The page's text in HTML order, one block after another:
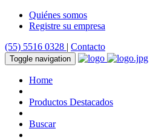
Quiénes somos
Registre su empresa
(55) 5516 0328 | Contacto
Toggle navigation
Home
Productos Destacados
Buscar